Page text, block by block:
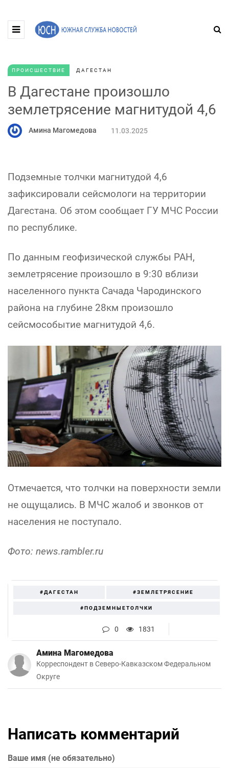
ПРОИСШЕСТВИЕ ДАГЕСТАН
В Дагестане произошло
землетрясение магнитудой 4,6
Амина Магомедова 11.03.2025
Подземные толчки магнитудой 4,6
зафиксировали сейсмологи на территории
Дагестана. Об этом сообщает ГУ МЧС России
по республике.
По данным геофизической службы РАН,
землетрясение произошло в 9:30 вблизи
населенного пункта Сачада Чародинского
района на глубине 28км произошло
сейсмособытие магнитудой 4,6.
Отмечается, что толчки на поверхности земли
не ощущались. В МЧС жалоб и звонков от
населения не поступало.
Фото: news.rambler.ru
#ДАГЕСТАН #ЗЕМЛЕТРЯСЕНИЕ
#ПОДЗЕМНЫЕТОЛЧКИ
0 1831
Амина Магомедова
Корреспондент в Северо-Кавказском Федеральном
Округе
Написать комментарий
Ваше имя (не обязательно)